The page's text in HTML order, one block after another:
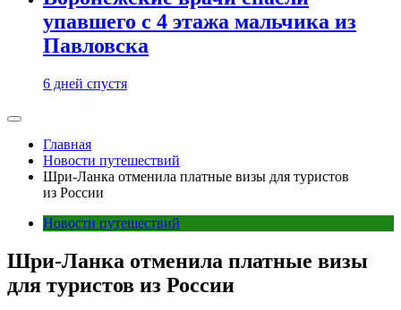
упавшего с 4 этажа мальчика из
Павловска
6 дней спустя
Главная
Новости путешествий
Шри-Ланка отменила платные визы для туристов
из России
Новости путешествий
Шри-Ланка отменила платные визы
для туристов из России